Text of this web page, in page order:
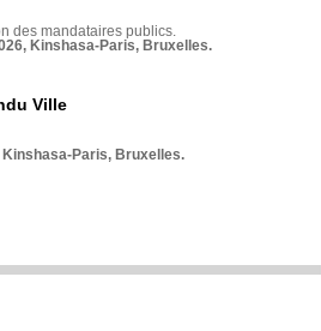
des mandataires publics.
Kinshasa-Paris, Bruxelles.
Ville
Kinshasa-Paris, Bruxelles.